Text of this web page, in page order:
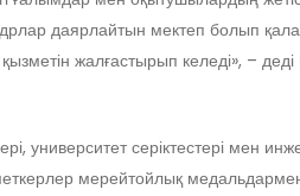
даярлайтын мектеп болып
жалғастырып келеді», – деді
серіктестері мен
мерейтойлық